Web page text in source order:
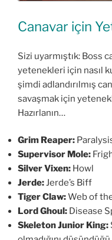
Canavar için
Sizi uyarmıştık: Boss
yetenekleri için nasıl
şimdi adlandırılmış
savaşmak için
Hazırlanın…
Grim Reaper:
Supervisor Mole:
Silver Vixen: Howl
Jerde:Jerde’s Biff
Tiger Claw:Web of
Lord Ghoul: Disease
Skeleton Junior King: